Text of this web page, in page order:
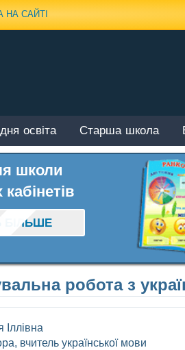
НА САЙТІ
освіта Старша школа
школи
БІЛЬШЕ
робота з
Іллівна
вчитель української мови